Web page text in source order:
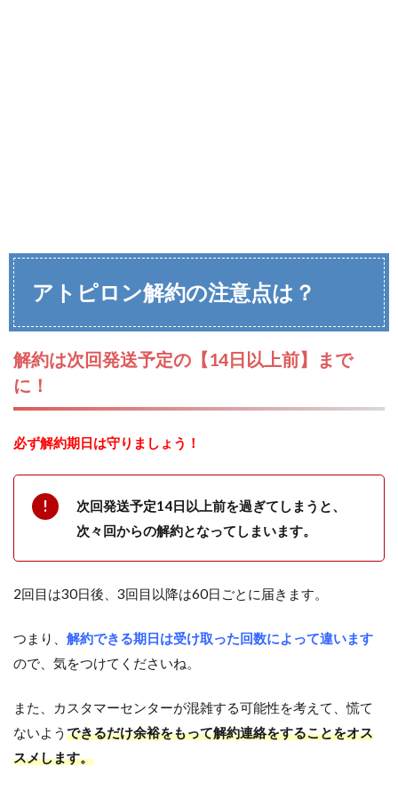
アトピロン解約の注意点は？
解約は次回発送予定の【14日以上前】まで
に！
必ず解約期日は守りましょう！
次回発送予定14日以上前を過ぎてしまうと、
次々回からの解約となってしまいます。
2回目は30日後、3回目以降は60日ごとに届きます。
つまり、 解約できる期日は受け取った回数によって違います
ので、気をつけてくださいね。
また、カスタマーセンターが混雑する可能性を考えて、慌て
ないよう できるだけ余裕をもって解約連絡をすることをオス
スメします。